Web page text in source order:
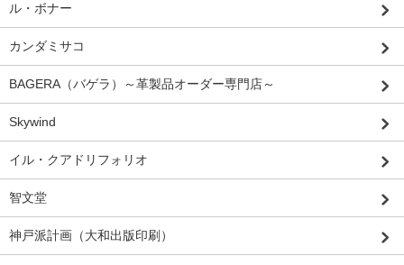
ル・ボナー
カンダミサコ
BAGERA（バゲラ）～革製品オーダー専門店～
Skywind
イル・クアドリフォリオ
智文堂
神戸派計画（大和出版印刷）